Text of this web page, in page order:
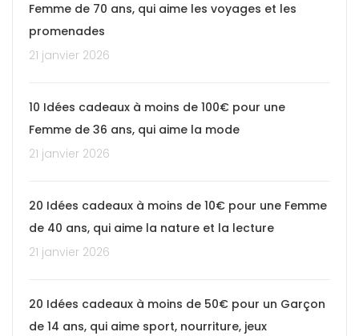
Femme de 70 ans, qui aime les voyages et les
promenades
21 janvier 2026
10 Idées cadeaux à moins de 100€ pour une
Femme de 36 ans, qui aime la mode
21 janvier 2026
20 Idées cadeaux à moins de 10€ pour une Femme
de 40 ans, qui aime la nature et la lecture
21 janvier 2026
20 Idées cadeaux à moins de 50€ pour un Garçon
de 14 ans, qui aime sport, nourriture, jeux